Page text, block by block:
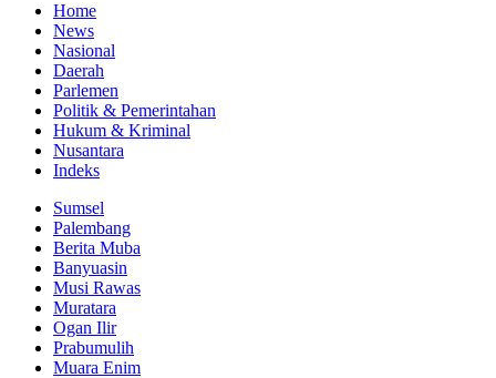
Home
News
Nasional
Daerah
Parlemen
Politik & Pemerintahan
Hukum & Kriminal
Nusantara
Indeks
Sumsel
Palembang
Berita Muba
Banyuasin
Musi Rawas
Muratara
Ogan Ilir
Prabumulih
Muara Enim